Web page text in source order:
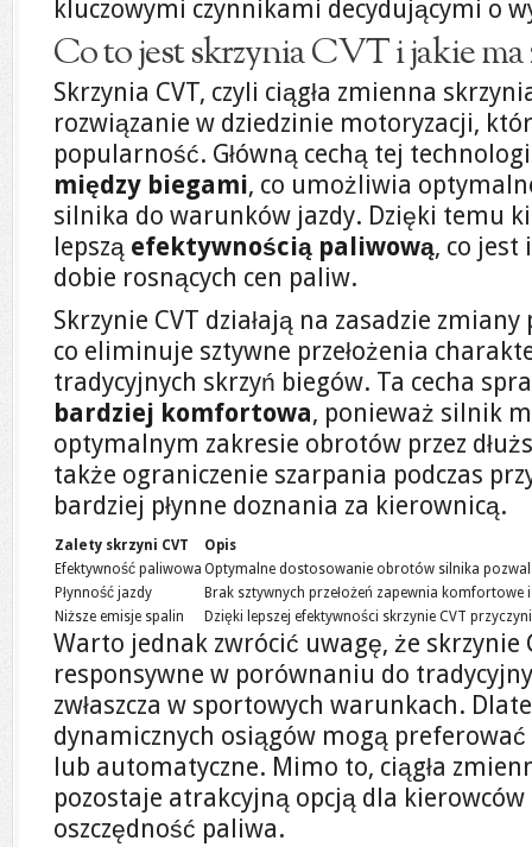
kluczowymi czynnikami decydującymi o
Co to jest skrzynia CVT i jakie ma
Skrzynia CVT, czyli ciągła zmienna
rozwiązanie w dziedzinie motoryzacji,
popularność. Główną cechą tej
między biegami, co umożliwia
silnika do warunków jazdy. Dzięki temu
lepszą efektywnością paliwową, co jest
dobie rosnących cen paliw.
Skrzynie CVT działają na zasadzie zmiany
co eliminuje sztywne przełożenia
tradycyjnych skrzyń biegów. Ta cecha
bardziej komfortowa, ponieważ silnik
optymalnym zakresie obrotów przez
także ograniczenie szarpania podczas
bardziej płynne doznania za kierownicą.
Zalety skrzyni CVT
Opis
Efektywność paliwowa Optymalne dostosowanie obrotów silnika
Płynność jazdy
Brak sztywnych przełożeń zapewnia komfortowe
Niższe emisje spalin
Dzięki lepszej efektywności skrzynie CVT
Warto jednak zwrócić uwagę, że skrzynie
responsywne w porównaniu do
zwłaszcza w sportowych warunkach.
dynamicznych osiągów mogą
lub automatyczne. Mimo to, ciągła
pozostaje atrakcyjną opcją dla
oszczędność paliwa.